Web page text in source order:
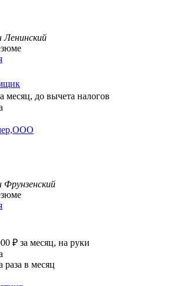
Ленинский
месяц, до вычета налогов
Фрунзенский
₽ за месяц, на руки
в месяц